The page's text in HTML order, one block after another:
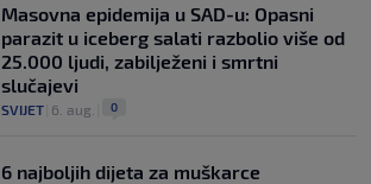
Masovna epidemija u SAD-u: Opasni
parazit u iceberg salati razbolio više od
25.000 ljudi, zabilježeni i smrtni
slučajevi
SVIJET 6. aug. 0
6 najboljih dijeta za muškarce